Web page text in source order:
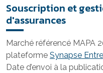
Souscription et
d'assurances
Marché référencé MAPA
plateforme Synapse
Date d’envoi à la